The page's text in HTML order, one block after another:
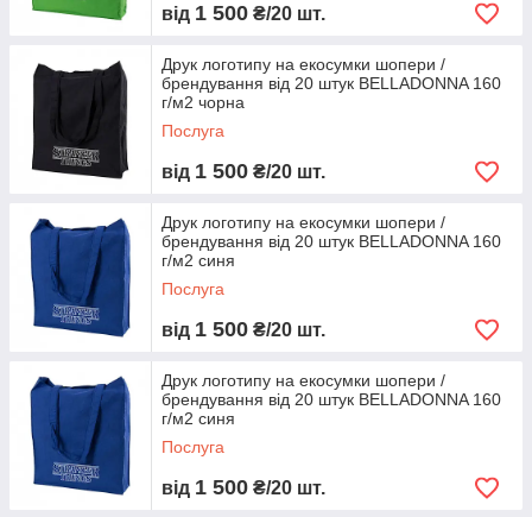
від 1 500 ₴/20 шт.
Друк логотипу на екосумки шопери /
брендування від 20 штук BELLADONNA 160
г/м2 чорна
Послуга
від 1 500 ₴/20 шт.
Друк логотипу на екосумки шопери /
брендування від 20 штук BELLADONNA 160
г/м2 синя
Послуга
від 1 500 ₴/20 шт.
Друк логотипу на екосумки шопери /
брендування від 20 штук BELLADONNA 160
г/м2 синя
Послуга
від 1 500 ₴/20 шт.